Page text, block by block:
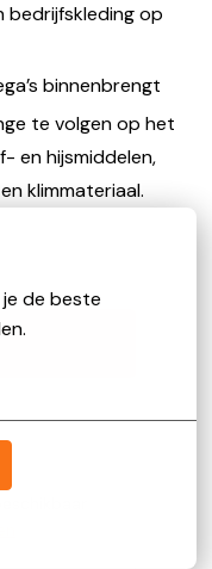
de beste
bedrijfskleding op
binnenbrengt
te volgen op het
en hijsmiddelen,
klimmateriaal.